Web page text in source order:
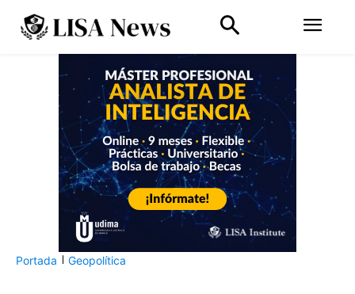
Portada Geopolítica